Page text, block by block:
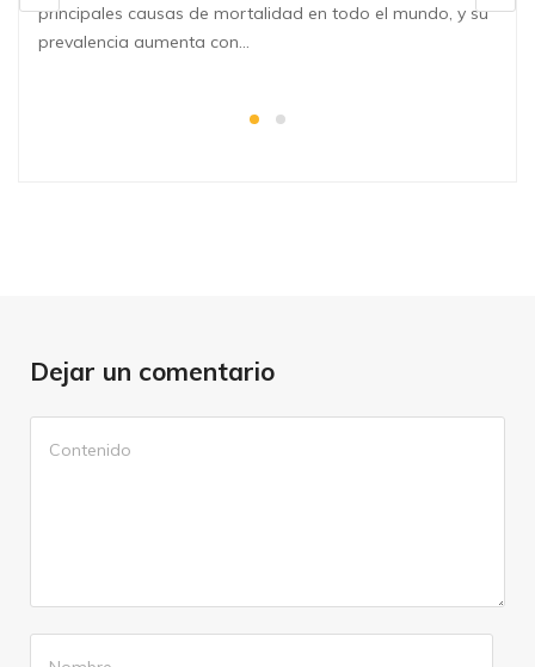
principales causas de mortalidad en todo el mundo, y su
prevalencia aumenta con…
Dejar un comentario